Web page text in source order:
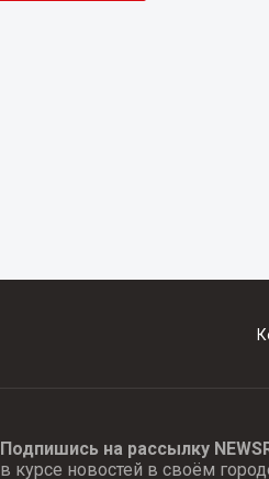
Подпишись на рассылку
в курсе новостей в своём